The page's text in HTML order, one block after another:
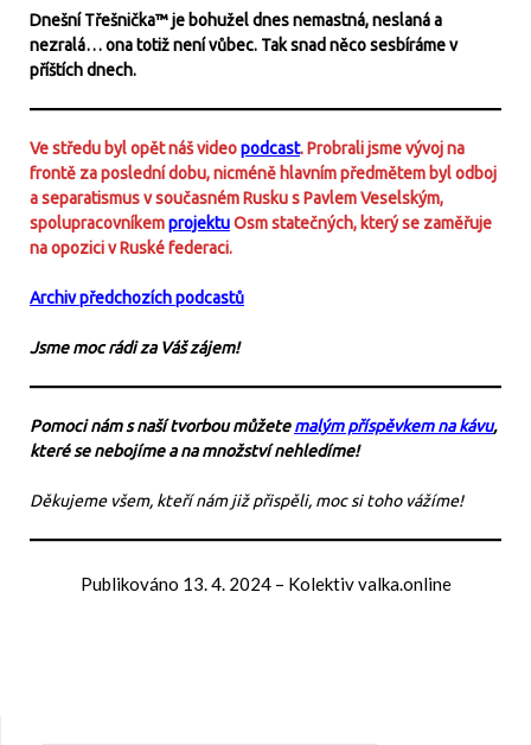
Dnešní Třešnička™ je bohužel dnes nemastná, neslaná a
nezralá… ona totiž není vůbec. Tak snad něco sesbíráme v
příštích dnech.
Ve středu byl opět náš videopodcast. Probrali jsme vývoj na
frontě za poslední dobu, nicméně hlavním předmětem bylodboj
a separatismus v současném Rusku s Pavlem Veselským,
spolupracovníkemprojektuOsm statečných, který se zaměřuje
na opozici v Ruské federaci.
Archiv předchozích podcastů
Jsme moc rádi za Váš zájem!
Pomoci nám s naší tvorbou můžetemalým příspěvkem na kávu,
které se nebojíme a na množství nehledíme!
Děkujeme všem, kteří nám již přispěli, moc si toho vážíme!
Publikováno 13. 4. 2024– Kolektiv valka.online